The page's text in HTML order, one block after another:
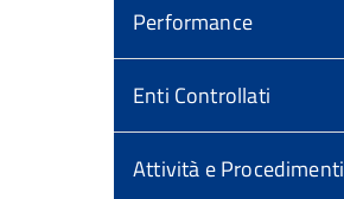
Performance
Enti Controllati
Attività e Procedimenti